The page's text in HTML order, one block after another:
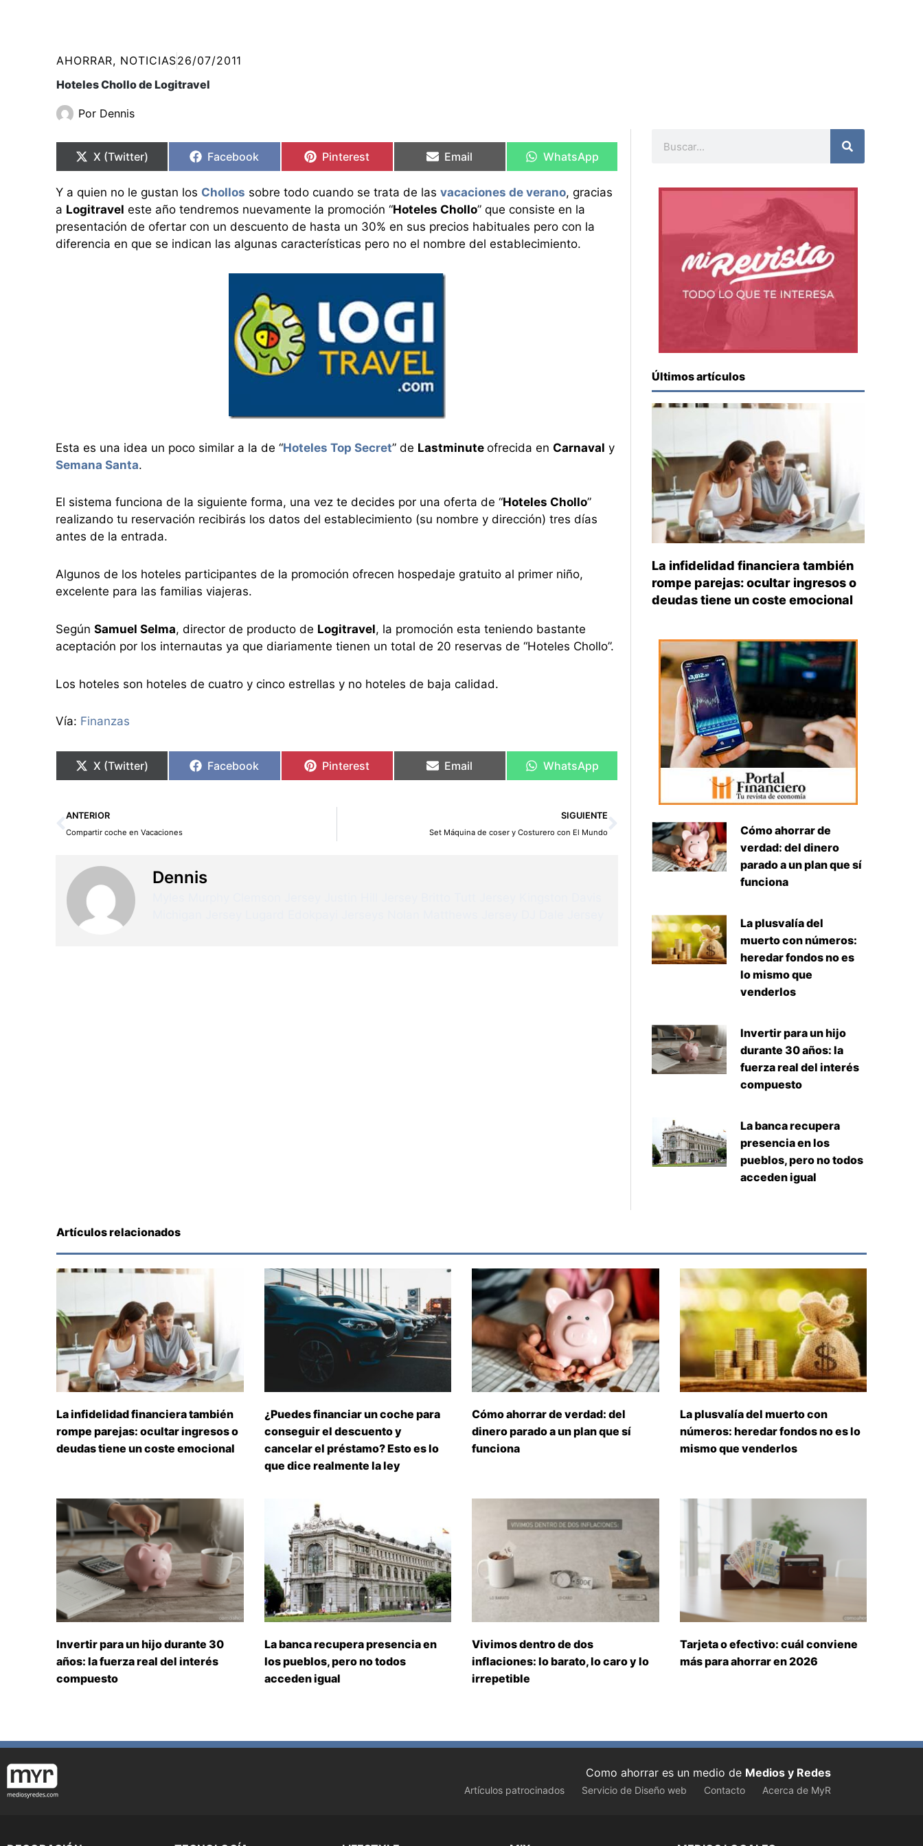
AHORRAR, NOTICIAS26/07/2011
Hoteles Chollo de Logitravel
Por Dennis
en
X (Twitter)
en
Facebook
en
Pinterest
en
Email
en
WhatsApp
Y a quien no le gustan los Chollos sobre todo cuando se trata de las vacaciones de verano, gracias
a Logitravel este año tendremos nuevamente la promoción “Hoteles Chollo” que consiste en la
presentación de ofertar con un descuento de hasta un 30% en sus precios habituales pero con la
diferencia en que se indican las algunas características pero no el nombre del establecimiento.
Esta es una idea un poco similar a la de “Hoteles Top Secret” de Lastminute ofrecida en Carnaval y
Semana Santa.
El sistema funciona de la siguiente forma, una vez te decides por una oferta de “Hoteles Chollo”
realizando tu reservación recibirás los datos del establecimiento (su nombre y dirección) tres días
antes de la entrada.
Algunos de los hoteles participantes de la promoción ofrecen hospedaje gratuito al primer niño,
excelente para las familias viajeras.
Según Samuel Selma, director de producto de Logitravel, la promoción esta teniendo bastante
aceptación por los internautas ya que diariamente tienen un total de 20 reservas de “Hoteles Chollo”.
Los hoteles son hoteles de cuatro y cinco estrellas y no hoteles de baja calidad.
Vía: Finanzas
en
X (Twitter)
en
Facebook
en
Pinterest
en
Email
en
WhatsApp
Ant
ANTERIOR
Compartir coche en Vacaciones
SIGUIENTE
Set Máquina de coser y Costurero con El Mundo
Dennis
Últimos artículos
La infidelidad financiera también
rompe parejas: ocultar ingresos o
deudas tiene un coste emocional
Cómo ahorrar de
verdad: del dinero
parado a un plan que sí
funciona
La plusvalía del
muerto con números:
heredar fondos no es
lo mismo que
venderlos
Invertir para un hijo
durante 30 años: la
fuerza real del interés
compuesto
La banca recupera
presencia en los
pueblos, pero no todos
acceden igual
Artículos relacionados
La infidelidad financiera también
rompe parejas: ocultar ingresos o
deudas tiene un coste emocional
¿Puedes financiar un coche para
conseguir el descuento y
cancelar el préstamo? Esto es lo
que dice realmente la ley
Cómo ahorrar de verdad: del
dinero parado a un plan que sí
funciona
La plusvalía del muerto con
números: heredar fondos no es lo
mismo que venderlos
Invertir para un hijo durante 30
años: la fuerza real del interés
compuesto
La banca recupera presencia en
los pueblos, pero no todos
acceden igual
Vivimos dentro de dos
inflaciones: lo barato, lo caro y lo
irrepetible
Tarjeta o efectivo: cuál conviene
más para ahorrar en 2026
Como ahorrar es un medio de Medios y Redes
Artículos patrocinados Servicio de Diseño web Contacto Acerca de MyR